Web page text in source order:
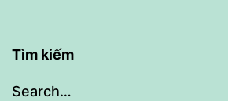
Tìm kiếm
Search…